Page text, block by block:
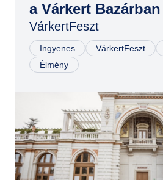
a Várkert Bazárban
VárkertFeszt
Ingyenes VárkertFeszt
Élmény